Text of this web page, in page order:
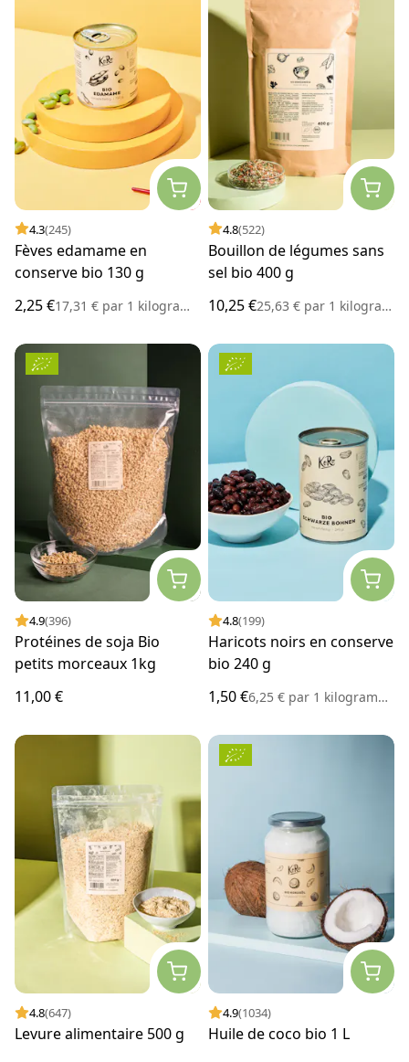
4.3(245)
Fèves edamame en
conserve bio 130 g
2,25 €17,31 € par 1 kilogramme
4.8(522)
Bouillon de légumes sans
sel bio 400 g
10,25 €25,63 € par 1 kilogramme
4.9(396)
Protéines de soja Bio
petits morceaux 1kg
11,00 €
4.8(199)
Haricots noirs en conserve
bio 240 g
1,50 €6,25 € par 1 kilogramme
4.8(647)
Levure alimentaire 500 g
4.9(1034)
Huile de coco bio 1 L